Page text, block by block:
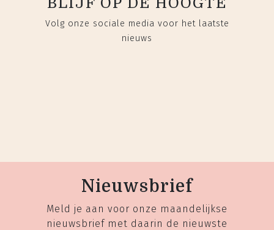
Volg onze sociale media voor het laatste
nieuws
Nieuwsbrief
Meld je aan voor onze maandelijkse
nieuwsbrief met daarin de nieuwste